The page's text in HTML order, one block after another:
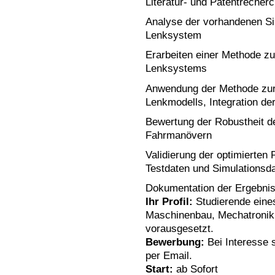
Analyse der vorhandenen
Lenksystem
Erarbeiten einer Methode
Lenksystems
Anwendung der Methode
Lenkmodells, Integration
Bewertung der Robustheit
Fahrmanövern
Validierung der optimierten
Testdaten und
Dokumentation der
Ihr Profil: Studierende
Maschinenbau,
vorausgesetzt.
Bewerbung: Bei Interesse
per Email.
Start: ab Sofort